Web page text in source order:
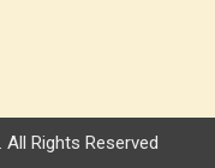
. All Rights Reserved